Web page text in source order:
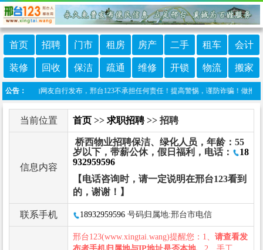
首页 招聘 门市 租房 房产 二手 租车 会计
装修 回收 保洁 疏通 维修 开锁 物流 搬家
公告：
目信息由网友自行发布，邢台123不承担任何责任！提高警惕，谨防诈骗！做推广
当前位置 首页 >> 求职招聘>> 招聘
信息内容
桥西物业招聘保洁、绿化人员，年龄：55
岁以下，带薪公休，假日福利，电话：
18
932959596
【电话咨询时，请一定说明在邢台123看到
的，谢谢！】
联系手机 18932959596 号码归属地:邢台市电信
邢台123(www.xingtai.wang)提醒您：1、 请查看发